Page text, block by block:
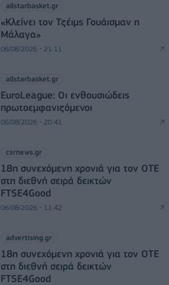
allstarbasket.gr
«Κλείνει τον Τζέιμς Γουάισμαν η
Μάλαγα»
06/08/2026 - 21:11
allstarbasket.gr
EuroLeague: Οι ενθουσιώδεις
πρωτοεμφανιζόμενοι
06/08/2026 - 20:41
csrnews.gr
18η συνεχόμενη χρονιά για τον ΟΤΕ
στη διεθνή σειρά δεικτών
FTSE4Good
06/08/2026 - 11:42
advertising.gr
18η συνεχόμενη χρονιά για τον ΟΤΕ
στη διεθνή σειρά δεικτών
FTSE4Good